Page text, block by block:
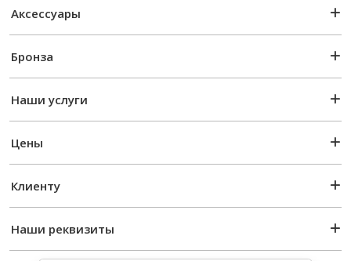
Аксессуары
Бронза
Наши услуги
Цены
Клиенту
Наши реквизиты